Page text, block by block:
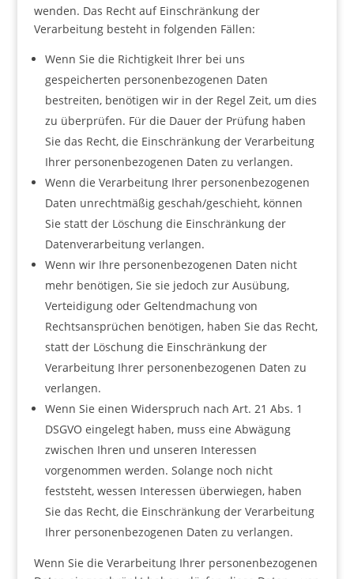
wenden. Das Recht auf Einschränkung der
Verarbeitung besteht in folgenden Fällen:
Wenn Sie die Richtigkeit Ihrer bei uns
gespeicherten personenbezogenen Daten
bestreiten, benötigen wir in der Regel Zeit, um dies
zu überprüfen. Für die Dauer der Prüfung haben
Sie das Recht, die Einschränkung der Verarbeitung
Ihrer personenbezogenen Daten zu verlangen.
Wenn die Verarbeitung Ihrer personenbezogenen
Daten unrechtmäßig geschah/geschieht, können
Sie statt der Löschung die Einschränkung der
Datenverarbeitung verlangen.
Wenn wir Ihre personenbezogenen Daten nicht
mehr benötigen, Sie sie jedoch zur Ausübung,
Verteidigung oder Geltendmachung von
Rechtsansprüchen benötigen, haben Sie das Recht,
statt der Löschung die Einschränkung der
Verarbeitung Ihrer personenbezogenen Daten zu
verlangen.
Wenn Sie einen Widerspruch nach Art. 21 Abs. 1
DSGVO eingelegt haben, muss eine Abwägung
zwischen Ihren und unseren Interessen
vorgenommen werden. Solange noch nicht
feststeht, wessen Interessen überwiegen, haben
Sie das Recht, die Einschränkung der Verarbeitung
Ihrer personenbezogenen Daten zu verlangen.
Wenn Sie die Verarbeitung Ihrer personenbezogenen